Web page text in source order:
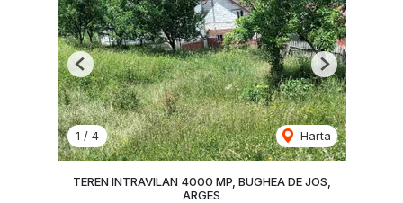
1 / 4 Harta
Previous Next
TEREN INTRAVILAN 4000 MP, BUGHEA DE JOS,
ARGES